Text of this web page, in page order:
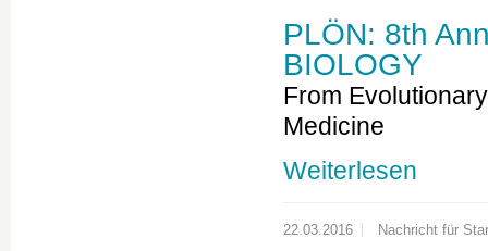
PLÖN: 8th
BIOLOGY
From
Medicine
Weiterlesen
22.03.2016 Nachricht für